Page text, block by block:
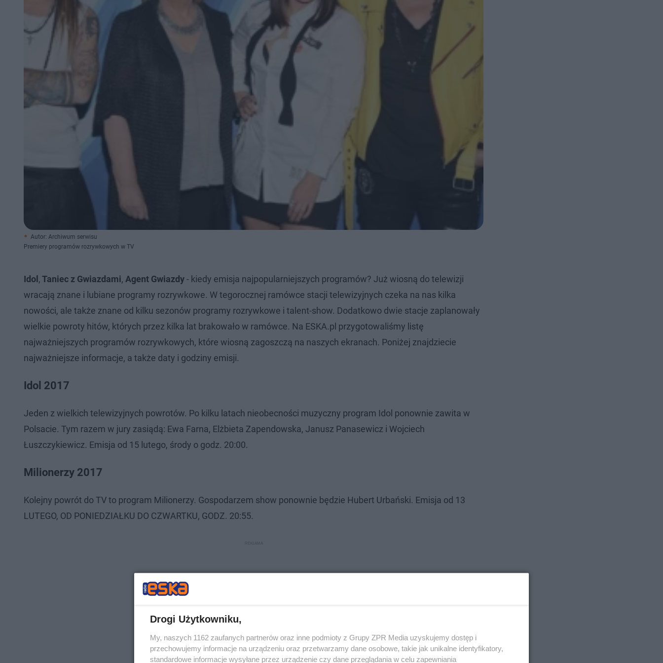
Autor: Archiwum serwisu
Premiery programów rozrywkowych w TV
Idol ,Taniec z Gwiazdami, Agent Gwiazdy- kiedy emisja najpopularniejszych programów? Już wiosną do telewizji
wracają znane i lubiane programy rozrywkowe. W tegorocznej ramówce stacji telewizyjnych czeka na nas kilka
nowości, ale także znane od kilku sezonów programy rozrywkowe i talent-show. Dodatkowo dwie stacje zaplanowały
wielkie powroty hitów, których przez kilka lat brakowało w ramówce. Na ESKA.pl przygotowaliśmy listę
najważniejszych programów rozrywkowych, które wiosną zagoszczą na naszych ekranach. Poniżej znajdziecie
najważniejsze informacje, a także daty i godziny emisji.
Idol 2017
Jeden z wielkich telewizyjnych powrotów. Po kilku latach nieobecności muzyczny program Idol ponownie zawita w
Polsacie. Tym razem w jury zasiądą: Ewa Farna, Elżbieta Zapendowska, Janusz Panasewicz i Wojciech
Łuszczykiewicz. Emisja od 15 lutego, środy o godz. 20:00.
Milionerzy 2017
Kolejny powrót do TV to program Milionerzy. Gospodarzem show ponownie będzie Hubert Urbański. Emisja od 13
LUTEGO, OD PONIEDZIAŁKU DO CZWARTKU, GODZ. 20:55.
Drogi Użytkowniku,
My, naszych 1162 zaufanych partnerów oraz inne podmioty z Grupy ZPR Media uzyskujemy dostęp i
przechowujemy informacje na urządzeniu oraz przetwarzamy dane osobowe, takie jak unikalne identyfikatory,
standardowe informacje wysyłane przez urządzenie czy dane przeglądania w celu zapewniania